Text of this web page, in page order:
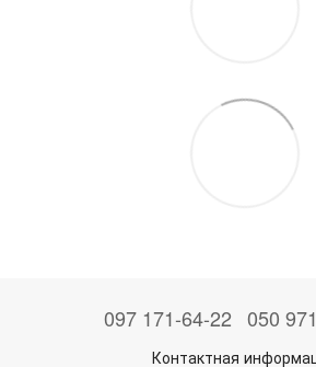
097 171-64-22 050
Контактная